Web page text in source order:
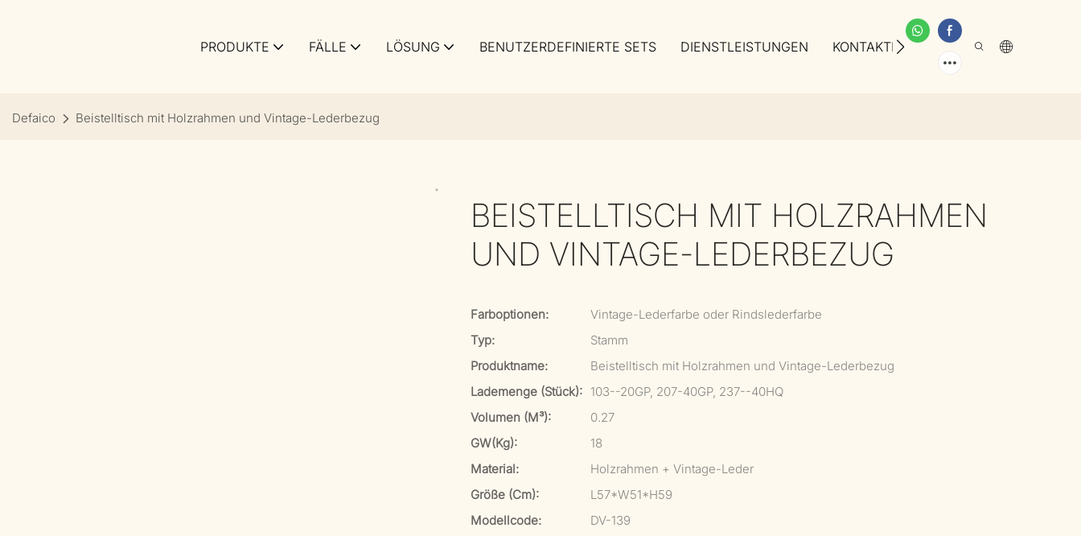
PRODUKTE FÄLLE LÖSUNG BENUTZERDEFINIERTE SETS DIENSTLEISTUNGEN KONTAKTIEREN SIE UNS ÜBER UNS
Defaico Beistelltisch mit Holzrahmen und Vintage-Lederbezug
BEISTELLTISCH MIT HOLZRAHMEN
UND VINTAGE-LEDERBEZUG
Farboptionen:
Vintage-Lederfarbe oder Rindslederfarbe
Typ:
Stamm
Produktname:
Beistelltisch mit Holzrahmen und Vintage-Lederbezug
Lademenge (Stück): 103--20GP, 207-40GP, 237--40HQ
Volumen (m³):
0.27
GW(kg):
18
Material:
Holzrahmen + Vintage-Leder
Größe (cm):
L57*W51*H59
Modellcode:
DV-139